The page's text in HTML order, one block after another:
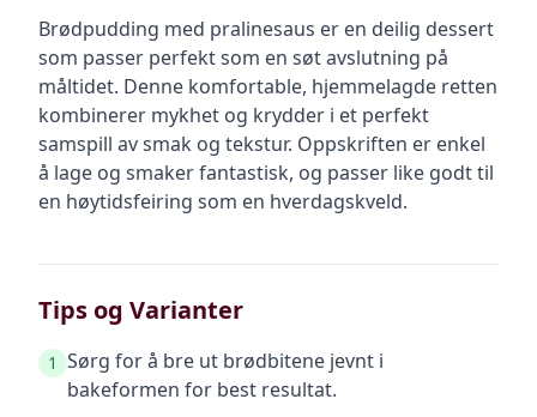
Brødpudding med pralinesaus er en deilig dessert
som passer perfekt som en søt avslutning på
måltidet. Denne komfortable, hjemmelagde retten
kombinerer mykhet og krydder i et perfekt
samspill av smak og tekstur. Oppskriften er enkel
å lage og smaker fantastisk, og passer like godt til
en høytidsfeiring som en hverdagskveld.
Tips og Varianter
1 Sørg for å bre ut brødbitene jevnt i
bakeformen for best resultat.